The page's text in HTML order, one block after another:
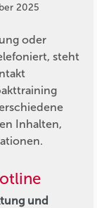
2025
oder
steht
Inhalten,
und